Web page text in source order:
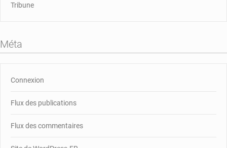
Tribune
Méta
Connexion
Flux des publications
Flux des commentaires